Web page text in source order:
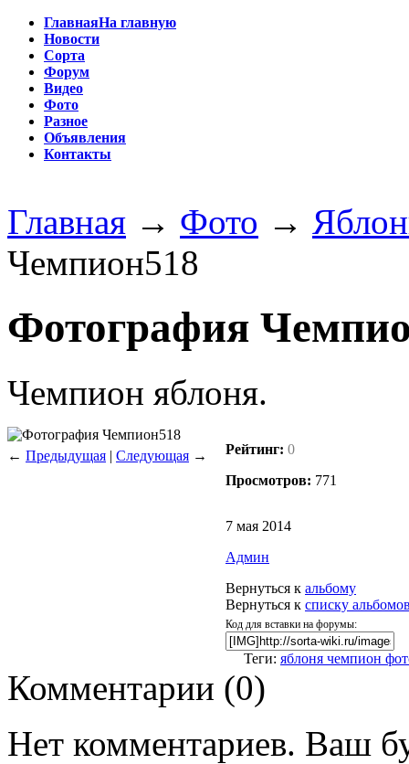
ГлавнаяНа главную
Новости
Сорта
Форум
Видео
Фото
Разное
Объявления
Контакты
Главная → Фото →
Чемпион518
Фотография
Чемпион яблоня.
← Предыдущая | Следующая → Рейтинг: 0
Просмотров: 771
7 мая 2014
Админ
Вернуться к альбому
Вернуться к списку
Код для вставки на форумы:
Теги: яблоня чемпион
Комментарии (0)
Нет комментариев. Ваш